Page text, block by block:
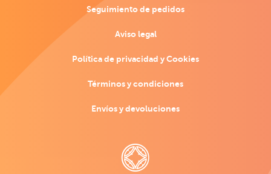
Seguimiento de pedidos
Aviso legal
Política de privacidad y Cookies
Términos y condiciones
Envíos y devoluciones